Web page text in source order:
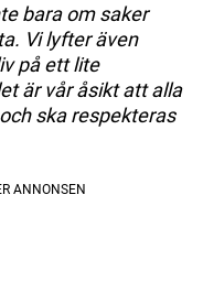
bara om saker
Vi lyfter även
på ett lite
är vår åsikt att alla
ska respekteras